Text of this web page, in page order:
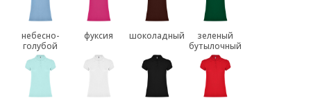
небесно-
голубой
фуксия шоколадный
зеленый
бутылочный